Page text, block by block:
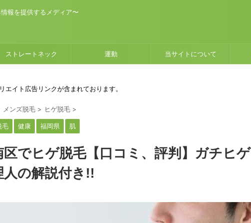
報を提供するメディア〜
ストレートネック 運動 当サイトについて
エイト広告リンクが含まれております。
メンズ脱毛 > ヒゲ脱毛 >
毛 健康 福岡県 肌
区でヒゲ脱毛【口コミ、評判】ガチヒゲ
人の解説付き!!